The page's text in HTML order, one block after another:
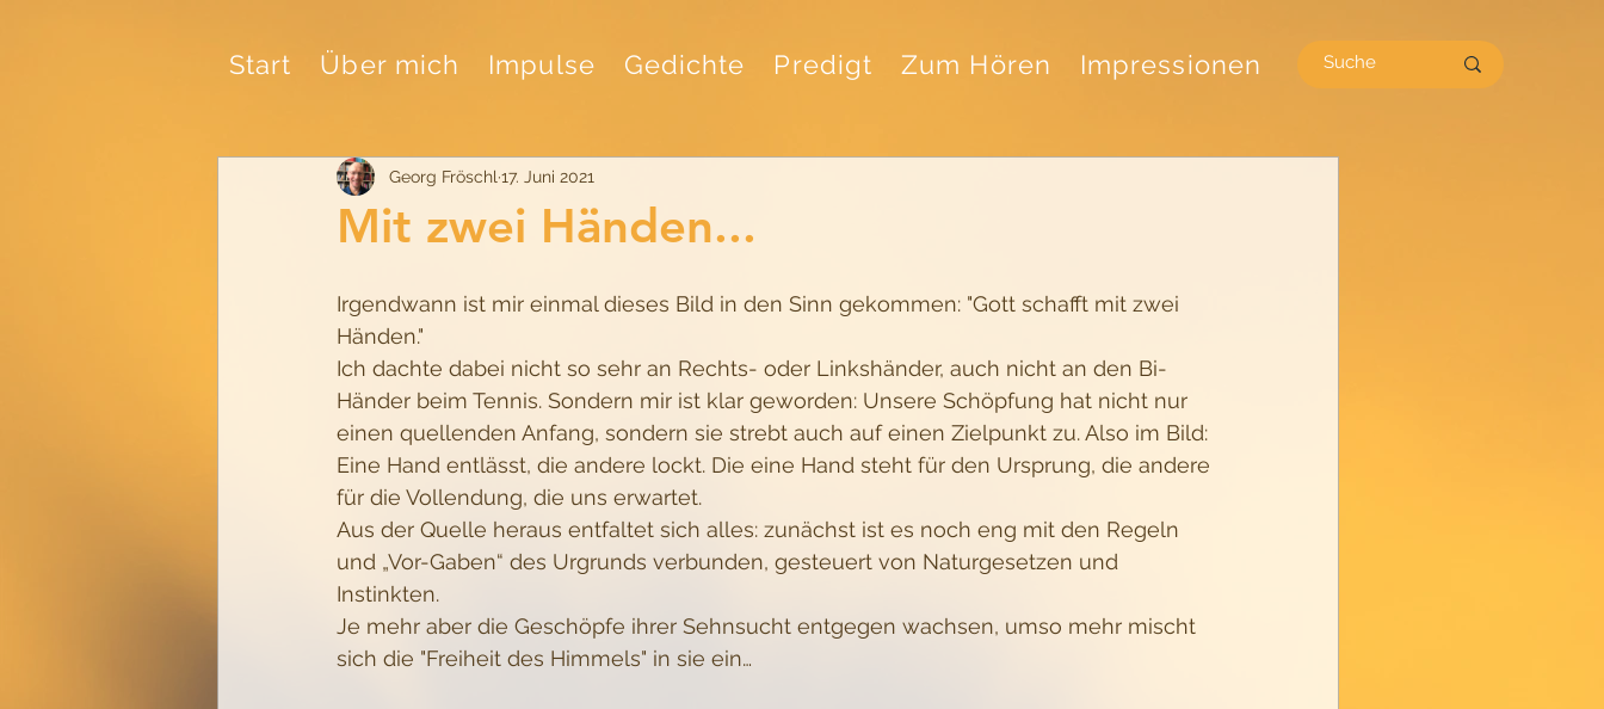
Start Über mich Impulse Gedichte Predigt Zum Hören Impressionen
Mit zwei Händen...
Georg Fröschl 17. Juni 2021
Irgendwann ist mir einmal dieses Bild in den Sinn gekommen: "Gott schafft mit zwei
Händen."
Ich dachte dabei nicht so sehr an Rechts- oder Linkshänder, auch nicht an den Bi-
Händer beim Tennis. Sondern mir ist klar geworden: Unsere Schöpfung hat nicht nur
einen quellenden Anfang, sondern sie strebt auch auf einen Zielpunkt zu. Also im Bild:
Eine Hand entlässt, die andere lockt. Die eine Hand steht für den Ursprung, die andere
für die Vollendung, die uns erwartet.
Aus der Quelle heraus entfaltet sich alles: zunächst ist es noch eng mit den Regeln
und „Vor-Gaben“ des Urgrunds verbunden, gesteuert von Naturgesetzen und
Instinkten.
Je mehr aber die Geschöpfe ihrer Sehnsucht entgegen wachsen, umso mehr mischt
sich die "Freiheit des Himmels" in sie ein…